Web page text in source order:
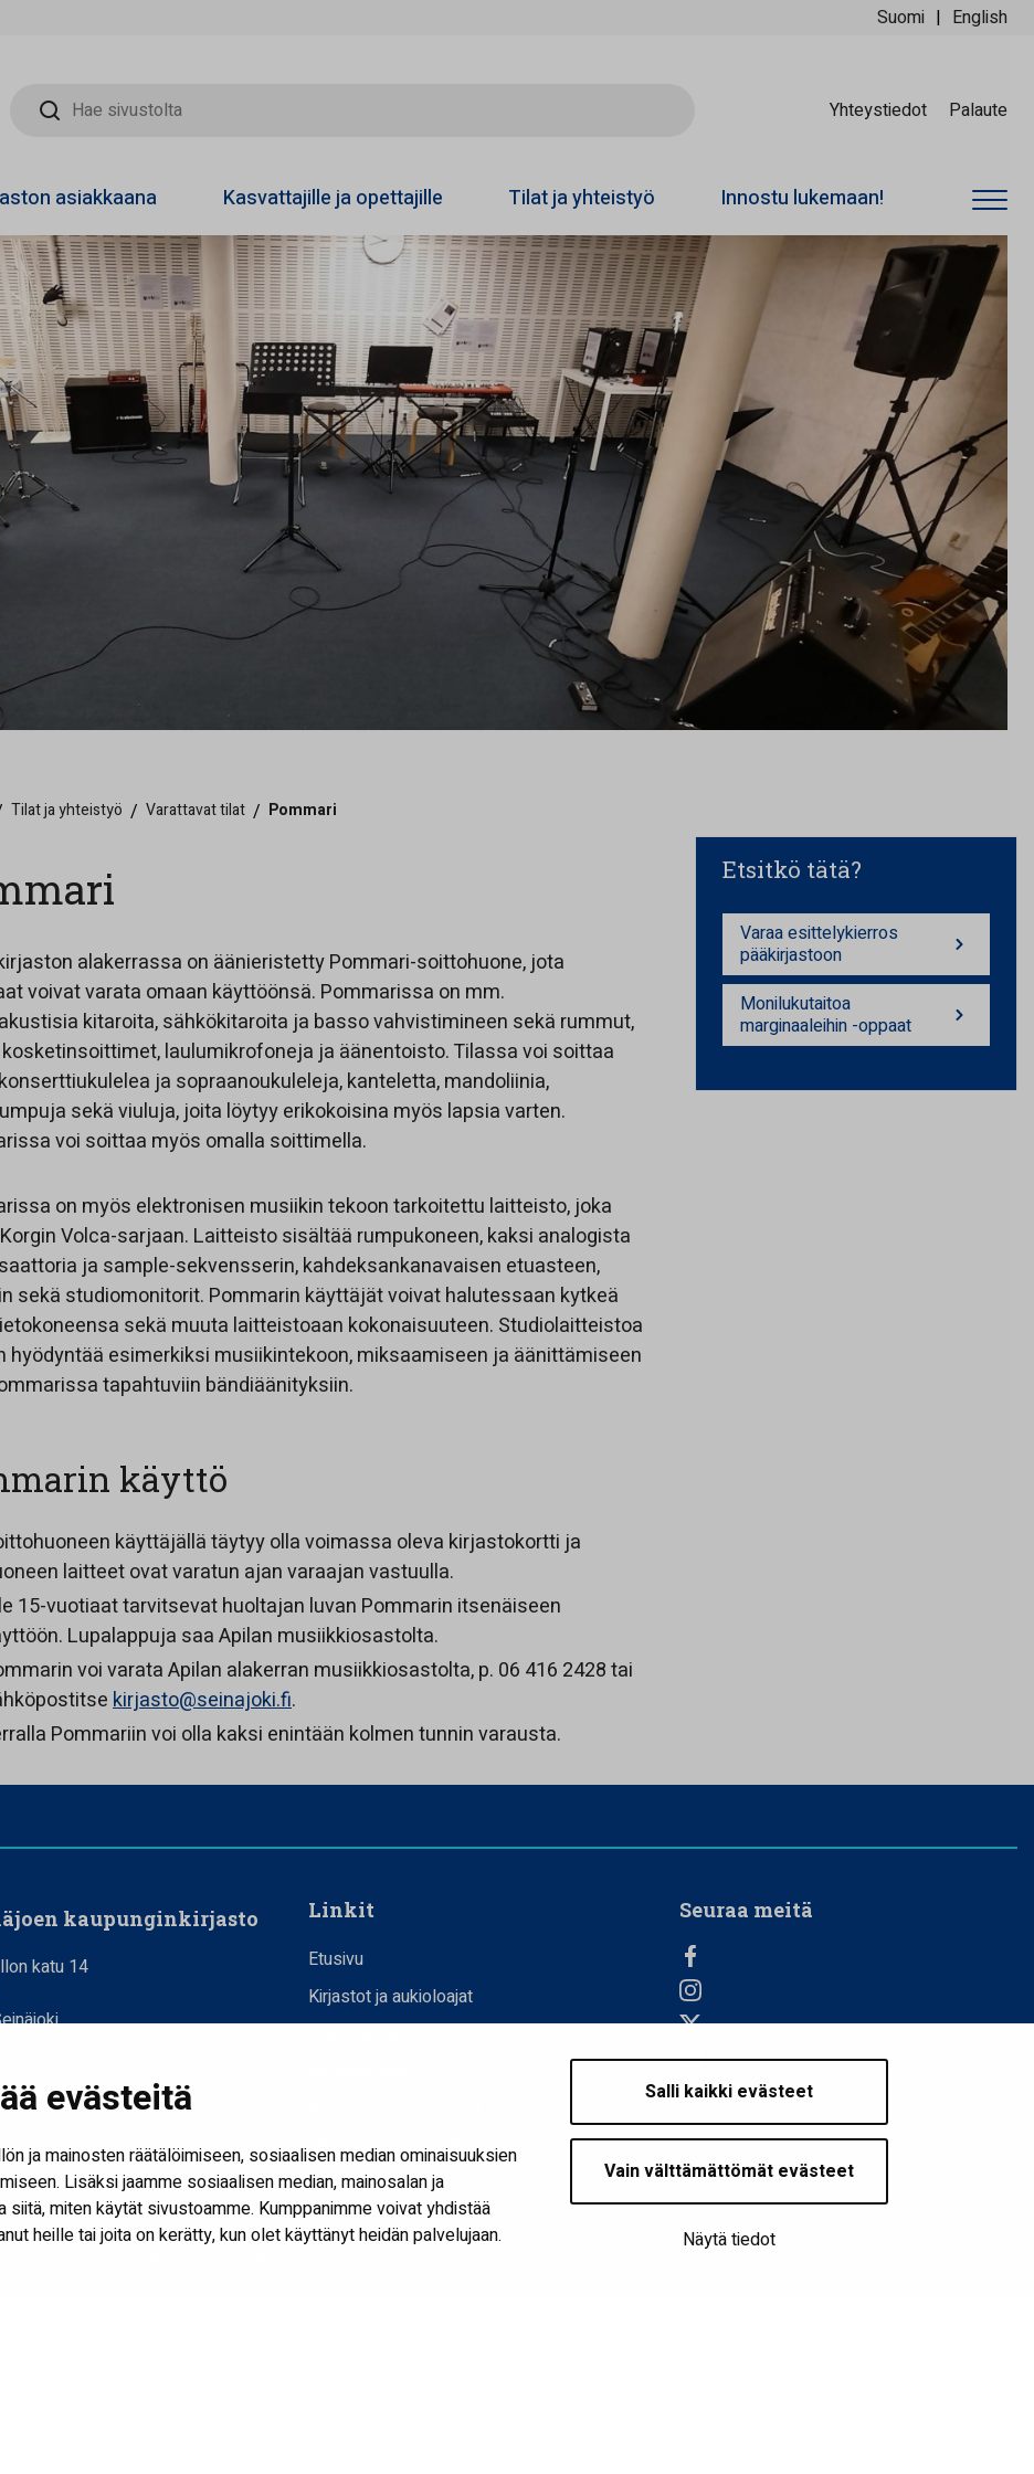
evästeitä
ja mainosten räätälöimiseen, sosiaalisen median ominaisuuksien
Lisäksi jaamme sosiaalisen median, mainosalan ja
miten käytät sivustoamme. Kumppanimme voivat yhdistää
heille tai joita on kerätty, kun olet käyttänyt heidän palvelujaan.
Salli kaikki evästeet
Vain välttämättömät evästeet
Näytä tiedot
Suomi English
Hae sivustolta
Yhteystiedot Palaute
asiakkaana Kasvattajille ja opettajille Tilat ja yhteistyö Innostu lukemaan!
Tilat ja yhteistyö / Varattavat tilat / Pommari
alakerrassa on äänieristetty Pommari-soittohuone, jota
voivat varata omaan käyttöönsä. Pommarissa on mm.
kitaroita, sähkökitaroita ja basso vahvistimineen sekä rummut,
laulumikrofoneja ja äänentoisto. Tilassa voi soittaa
ja sopraanoukuleleja, kanteletta, mandoliinia,
sekä viuluja, joita löytyy erikokoisina myös lapsia varten.
voi soittaa myös omalla soittimella.
on myös elektronisen musiikin tekoon tarkoitettu laitteisto, joka
Volca-sarjaan. Laitteisto sisältää rumpukoneen, kaksi analogista
ja sample-sekvensserin, kahdeksankanavaisen etuasteen,
sekä studiomonitorit. Pommarin käyttäjät voivat halutessaan kytkeä
sekä muuta laitteistoaan kokonaisuuteen. Studiolaitteistoa
hyödyntää esimerkiksi musiikintekoon, miksaamiseen ja äänittämiseen
tapahtuviin bändiäänityksiin.
käyttö
käyttäjällä täytyy olla voimassa oleva kirjastokortti ja
laitteet ovat varatun ajan varaajan vastuulla.
15-vuotiaat tarvitsevat huoltajan luvan Pommarin itsenäiseen
Lupalappuja saa Apilan musiikkiosastolta.
voi varata Apilan alakerran musiikkiosastolta, p. 06 416 2428 tai
kirjasto@seinajoki.fi.
Pommariin voi olla kaksi enintään kolmen tunnin varausta.
Etsitkö tätä?
Varaa esittelykierros
pääkirjastoon
Monilukutaitoa
marginaaleihin -oppaat
kaupunginkirjasto
katu 14
Linkit
Etusivu
Kirjastot ja aukioloajat
Näytä evästeasetukseni
Seuraa meitä